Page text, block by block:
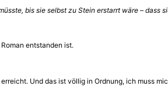
bis sie selbst zu Stein erstarrt wäre – dass
entstanden ist.
Und das ist völlig in Ordnung, ich muss